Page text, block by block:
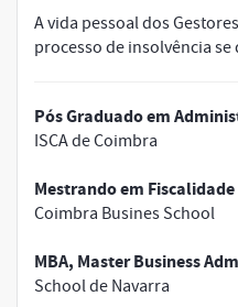
A vida pessoal dos
processo de insolvência
Pós Graduado em
ISCA de Coimbra
Mestrando em
Coimbra Busines School
MBA, Master Business
School de Navarra